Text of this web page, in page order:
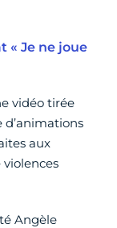
« Je ne joue
vidéo tirée
d’animations
aux
Angèle